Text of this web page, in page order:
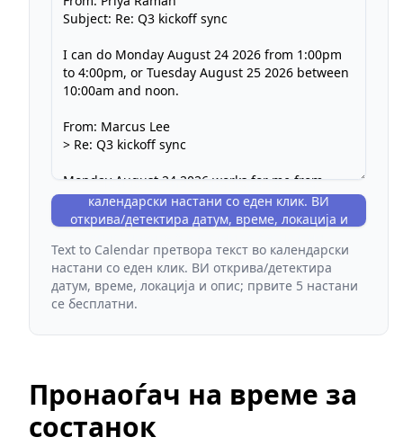
Text to Calendar претвора текст во
календарски настани со еден клик. ВИ
открива/детектира датум, време, локација и
Text to Calendar претвора текст во календарски
настани со еден клик. ВИ открива/детектира
датум, време, локација и опис; првите 5 настани
се бесплатни.
Пронаоѓач на време за
состанок